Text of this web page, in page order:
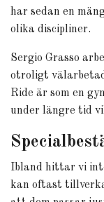
har sedan en
olika discipliner.
Sergio Grasso
otroligt
Ride är som en
under längre tid
Ibland hittar vi
kan oftast